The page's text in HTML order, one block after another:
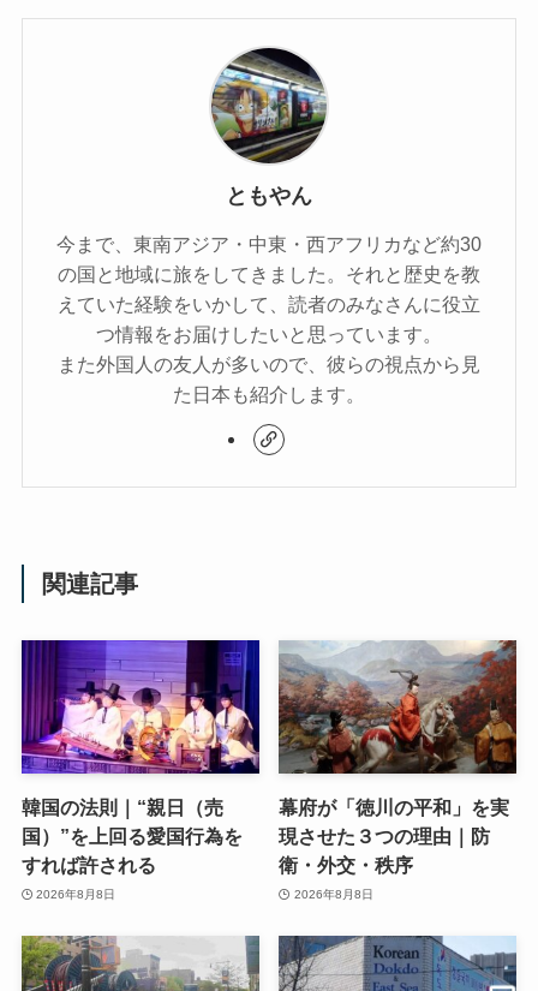
ともやん
今まで、東南アジア・中東・西アフリカなど約30
の国と地域に旅をしてきました。それと歴史を教
えていた経験をいかして、読者のみなさんに役立
つ情報をお届けしたいと思っています。
また外国人の友人が多いので、彼らの視点から見
た日本も紹介します。
関連記事
韓国の法則｜“親日（売
国）”を上回る愛国行為を
すれば許される
2026年8月8日
幕府が「徳川の平和」を実
現させた３つの理由｜防
衛・外交・秩序
2026年8月8日